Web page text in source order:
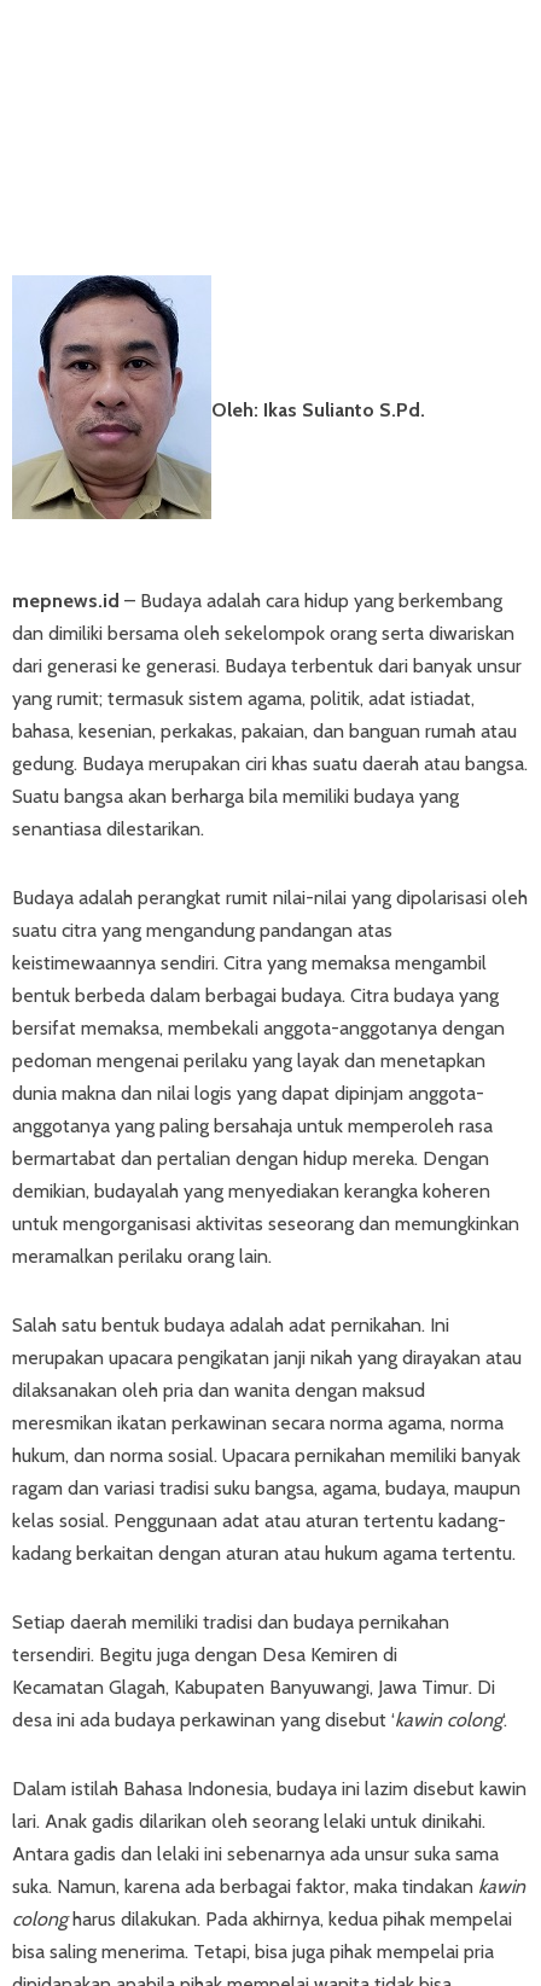
Oleh: Ikas Sulianto S.Pd.
mepnews.id – Budaya adalah cara hidup yang berkembang
dan dimiliki bersama oleh sekelompok orang serta diwariskan
dari generasi ke generasi. Budaya terbentuk dari banyak unsur
yang rumit; termasuk sistem agama, politik, adat istiadat,
bahasa, kesenian, perkakas, pakaian, dan banguan rumah atau
gedung. Budaya merupakan ciri khas suatu daerah atau bangsa.
Suatu bangsa akan berharga bila memiliki budaya yang
senantiasa dilestarikan.
Budaya adalah perangkat rumit nilai-nilai yang dipolarisasi oleh
suatu citra yang mengandung pandangan atas
keistimewaannya sendiri. Citra yang memaksa mengambil
bentuk berbeda dalam berbagai budaya. Citra budaya yang
bersifat memaksa, membekali anggota-anggotanya dengan
pedoman mengenai perilaku yang layak dan menetapkan
dunia makna dan nilai logis yang dapat dipinjam anggota-
anggotanya yang paling bersahaja untuk memperoleh rasa
bermartabat dan pertalian dengan hidup mereka. Dengan
demikian, budayalah yang menyediakan kerangka koheren
untuk mengorganisasi aktivitas seseorang dan memungkinkan
meramalkan perilaku orang lain.
Salah satu bentuk budaya adalah adat pernikahan. Ini
merupakan upacara pengikatan janji nikah yang dirayakan atau
dilaksanakan oleh pria dan wanita dengan maksud
meresmikan ikatan perkawinan secara norma agama, norma
hukum, dan norma sosial. Upacara pernikahan memiliki banyak
ragam dan variasi tradisi suku bangsa, agama, budaya, maupun
kelas sosial. Penggunaan adat atau aturan tertentu kadang-
kadang berkaitan dengan aturan atau hukum agama tertentu.
Setiap daerah memiliki tradisi dan budaya pernikahan
tersendiri. Begitu juga dengan Desa Kemiren di
Kecamatan Glagah, Kabupaten Banyuwangi, Jawa Timur. Di
desa ini ada budaya perkawinan yang disebut ‘kawin colong‘.
Dalam istilah Bahasa Indonesia, budaya ini lazim disebut kawin
lari. Anak gadis dilarikan oleh seorang lelaki untuk dinikahi.
Antara gadis dan lelaki ini sebenarnya ada unsur suka sama
suka. Namun, karena ada berbagai faktor, maka tindakan kawin
colongharus dilakukan. Pada akhirnya, kedua pihak mempelai
bisa saling menerima. Tetapi, bisa juga pihak mempelai pria